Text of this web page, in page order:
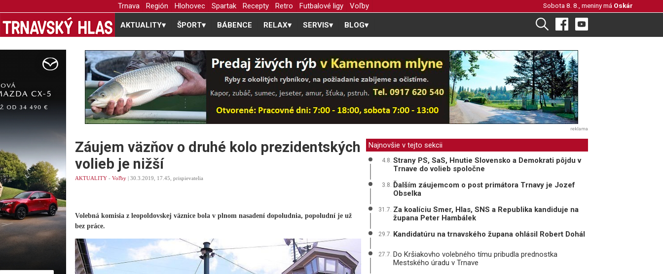
Trnava Región Hlohovec Spartak Recepty Retro Futbalové ligy Voľby Sobota 8. 8., meniny má Oskár
AKTUALITY▾ ŠPORT▾ BÁBENCE RELAX▾ SERVIS▾ BLOG▾
reklama
Záujem väzňov o druhé kolo prezidentských
volieb je nižší
AKTUALITY - Voľby | 30.3.2019, 17.45, prispievatelia
Volebná komisia z leopoldovskej väznice bola v plnom nasadení dopoludnia, popoludní je už
bez práce.
Najnovšie v tejto sekcii
4.8. Strany PS, SaS, Hnutie Slovensko a Demokrati pôjdu v
Trnave do volieb spoločne
3.8. Ďalším záujemcom o post primátora Trnavy je Jozef
Obselka
31.7. Za koalíciu Smer, Hlas, SNS a Republika kandiduje na
župana Peter Hambálek
29.7. Kandidatúru na trnavského župana ohlásil Robert Dohál
27.7. Do Kršiakovho volebného tímu pribudla prednostka
Mestského úradu v Trnave